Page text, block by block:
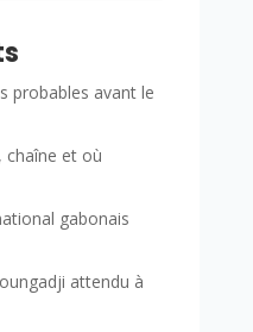
probables avant le
chaîne et où
gabonais
attendu à